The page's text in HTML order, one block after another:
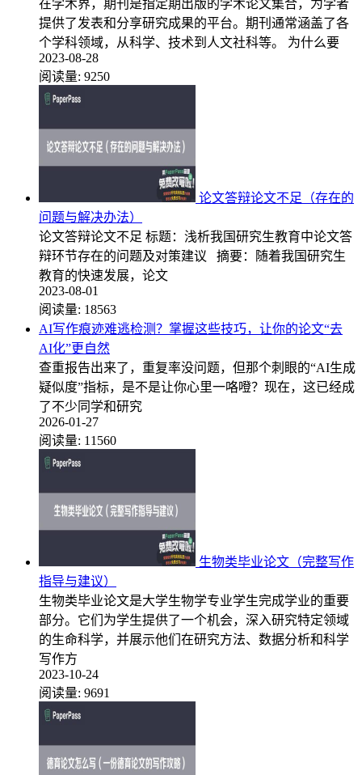
在学术界，期刊是指定期出版的学术论文集合，为学者
提供了发表和分享研究成果的平台。期刊通常涵盖了各
个学科领域，从科学、技术到人文社科等。 为什么要
2023-08-28
阅读量: 9250
论文答辩论文不足（存在的
问题与解决办法）
论文答辩论文不足 标题：浅析我国研究生教育中论文答
辩环节存在的问题及对策建议 摘要：随着我国研究生
教育的快速发展，论文
2023-08-01
阅读量: 18563
AI写作痕迹难逃检测？掌握这些技巧，让你的论文“去
AI化”更自然
查重报告出来了，重复率没问题，但那个刺眼的“AI生成
疑似度”指标，是不是让你心里一咯噔？现在，这已经成
了不少同学和研究
2026-01-27
阅读量: 11560
生物类毕业论文（完整写作
指导与建议）
生物类毕业论文是大学生物学专业学生完成学业的重要
部分。它们为学生提供了一个机会，深入研究特定领域
的生命科学，并展示他们在研究方法、数据分析和科学
写作方
2023-10-24
阅读量: 9691